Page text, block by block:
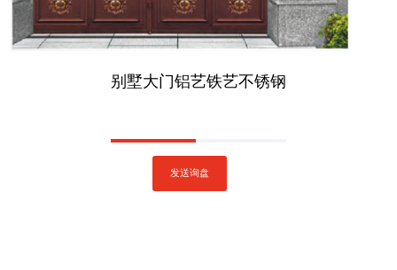
别墅大门铝艺铁艺不锈钢
发送询盘